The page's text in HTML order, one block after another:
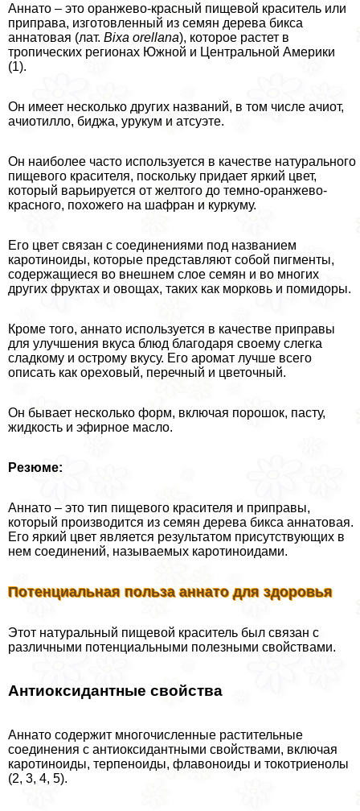
Аннато – это оранжево-красный пищевой краситель или
приправа, изготовленный из семян дерева бикса
аннатовая (лат. Bixa orellana), которое растет в
тропических регионах Южной и Центральной Америки
(1).
Он имеет несколько других названий, в том числе ачиот,
ачиотилло, биджа, урукум и атсуэте.
Он наиболее часто используется в качестве натурального
пищевого красителя, поскольку придает яркий цвет,
который варьируется от желтого до темно-оранжево-
красного, похожего на шафран и куркуму.
Его цвет связан с соединениями под названием
каротиноиды, которые представляют собой пигменты,
содержащиеся во внешнем слое семян и во многих
других фруктах и овощах, таких как морковь и помидоры.
Кроме того, аннато используется в качестве приправы
для улучшения вкуса блюд благодаря своему слегка
сладкому и острому вкусу. Его аромат лучше всего
описать как ореховый, перечный и цветочный.
Он бывает несколько форм, включая порошок, пасту,
жидкость и эфирное масло.
Резюме:
Аннато – это тип пищевого красителя и приправы,
который производится из семян дерева бикса аннатовая.
Его яркий цвет является результатом присутствующих в
нем соединений, называемых каротиноидами.
Потенциальная польза аннато для здоровья
Этот натуральный пищевой краситель был связан с
различными потенциальными полезными свойствами.
Антиоксидантные свойства
Аннато содержит многочисленные растительные
соединения с антиоксидантными свойствами, включая
каротиноиды, терпеноиды, флавоноиды и токотриенолы
(2, 3, 4, 5).